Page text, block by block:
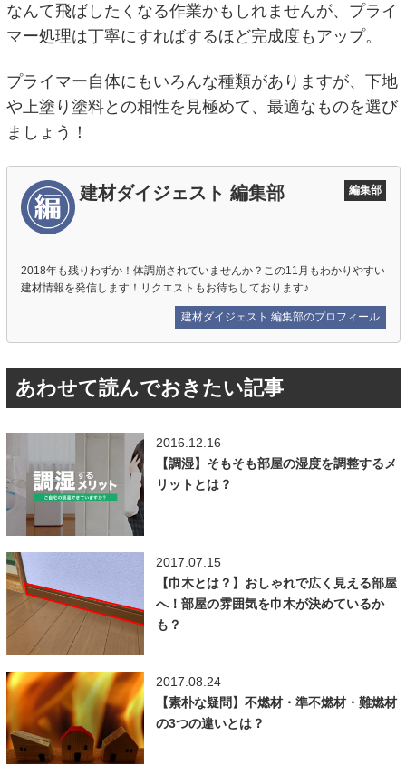
なんて飛ばしたくなる作業かもしれませんが、プライ
マー処理は丁寧にすればするほど完成度もアップ。
プライマー自体にもいろんな種類がありますが、下地
や上塗り塗料との相性を見極めて、最適なものを選び
ましょう！
建材ダイジェスト 編集部 編集部
2018年も残りわずか！体調崩されていませんか？この11月もわかりやすい
建材情報を発信します！リクエストもお待ちしております♪
建材ダイジェスト 編集部のプロフィール
あわせて読んでおきたい記事
2016.12.16
【調湿】そもそも部屋の湿度を調整するメ
リットとは？
2017.07.15
【巾木とは？】おしゃれで広く見える部屋
へ！部屋の雰囲気を巾木が決めているか
も？
2017.08.24
【素朴な疑問】不燃材・準不燃材・難燃材
の3つの違いとは？